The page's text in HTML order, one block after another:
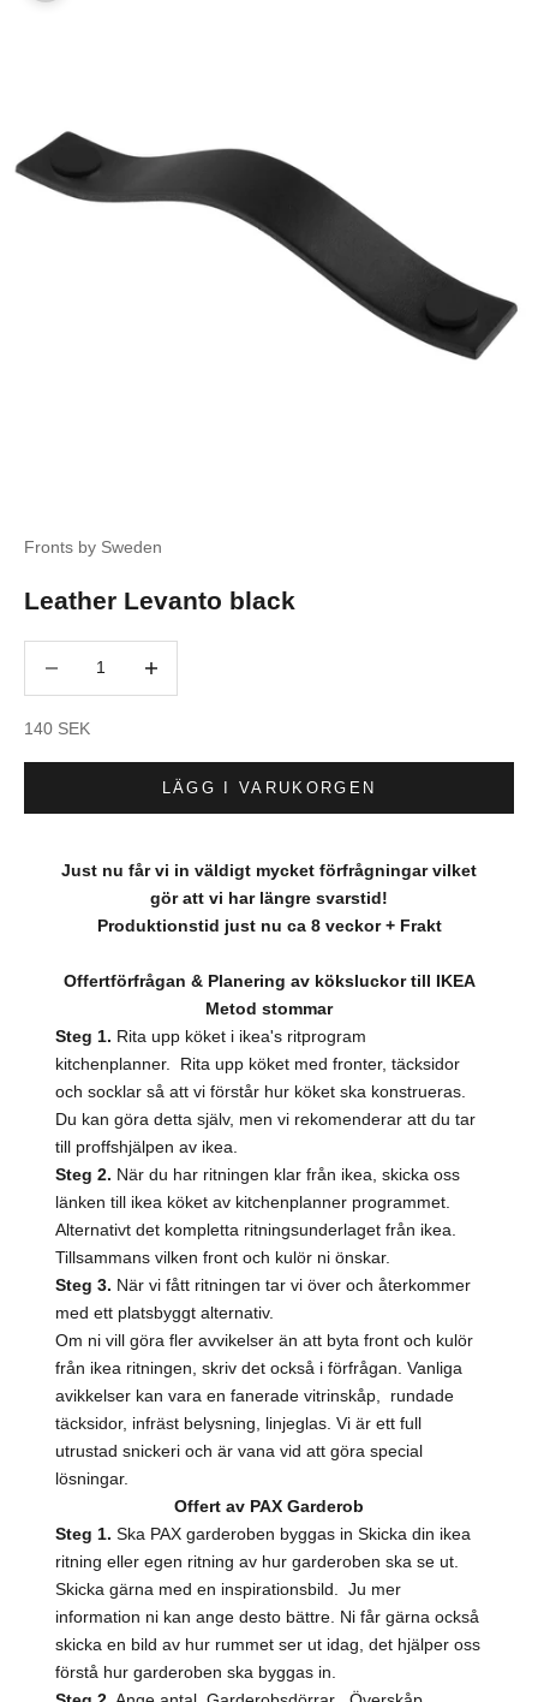
Fronts by Sweden
Leather Levanto black
REA-pris
140 SEK
LÄGG I VARUKORGEN
Just nu får vi in väldigt mycket förfrågningar vilket
gör att vi har längre svarstid!
Produktionstid just nu ca 8 veckor + Frakt
Offertförfrågan & Planering av köksluckor till IKEA
Metod stommar
Steg 1. Rita upp köket i ikea's ritprogram
kitchenplanner. Rita upp köket med fronter, täcksidor
och socklar så att vi förstår hur köket ska konstrueras.
Du kan göra detta själv, men vi rekomenderar att du tar
till proffshjälpen av ikea.
Steg 2. När du har ritningen klar från ikea, skicka oss
länken till ikea köket av kitchenplanner programmet.
Alternativt det kompletta ritningsunderlaget från ikea.
Tillsammans vilken front och kulör ni önskar.
Steg 3. När vi fått ritningen tar vi över och återkommer
med ett platsbyggt alternativ.
Om ni vill göra fler avvikelser än att byta front och kulör
från ikea ritningen, skriv det också i förfrågan. Vanliga
avikkelser kan vara en fanerade vitrinskåp, rundade
täcksidor, infräst belysning, linjeglas. Vi är ett full
utrustad snickeri och är vana vid att göra special
lösningar.
Offert av PAX Garderob
Steg 1. Ska PAX garderoben byggas in Skicka din ikea
ritning eller egen ritning av hur garderoben ska se ut.
Skicka gärna med en inspirationsbild. Ju mer
information ni kan ange desto bättre. Ni får gärna också
skicka en bild av hur rummet ser ut idag, det hjälper oss
förstå hur garderoben ska byggas in.